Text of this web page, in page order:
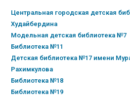
Центральная городская детская
Худайбердина
Модельная детская библиотека №7
Библиотека №11
Детская библиотека №17 имени
Рахимкулова
Библиотека №18
Библиотека №19